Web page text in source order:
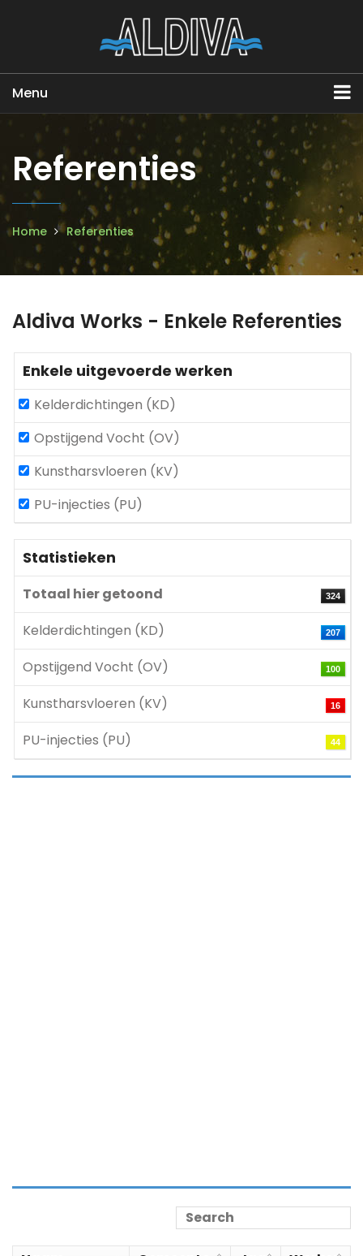
Menu
Referenties
Home Referenties
Aldiva Works - Enkele Referenties
Enkele uitgevoerde werken
Kelderdichtingen (KD)
Opstijgend Vocht (OV)
Kunstharsvloeren (KV)
PU-injecties (PU)
Statistieken
Totaal hier getoond 324
Kelderdichtingen (KD) 207
Opstijgend Vocht (OV) 100
Kunstharsvloeren (KV) 16
PU-injecties (PU) 44